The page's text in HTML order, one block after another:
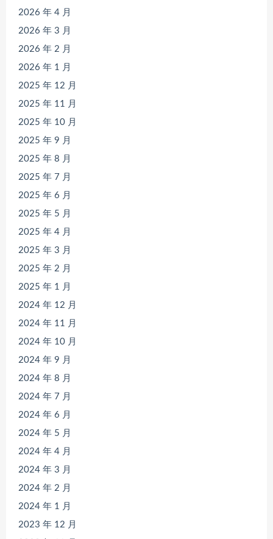
2026 年 4 月
2026 年 3 月
2026 年 2 月
2026 年 1 月
2025 年 12 月
2025 年 11 月
2025 年 10 月
2025 年 9 月
2025 年 8 月
2025 年 7 月
2025 年 6 月
2025 年 5 月
2025 年 4 月
2025 年 3 月
2025 年 2 月
2025 年 1 月
2024 年 12 月
2024 年 11 月
2024 年 10 月
2024 年 9 月
2024 年 8 月
2024 年 7 月
2024 年 6 月
2024 年 5 月
2024 年 4 月
2024 年 3 月
2024 年 2 月
2024 年 1 月
2023 年 12 月